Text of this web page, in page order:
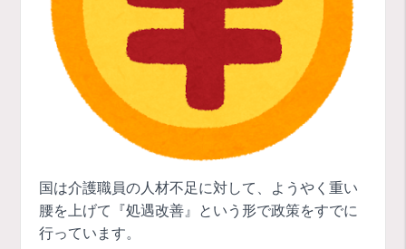
国は介護職員の人材不足に対して、ようやく重い
腰を上げて『処遇改善』という形で政策をすでに
行っています。